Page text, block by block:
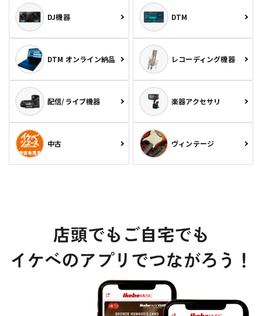
DJ機器 DTM
DTM オンライン納品 レコーディング機器
配信/ライブ機器 楽器アクセサリ
中古 ヴィンテージ